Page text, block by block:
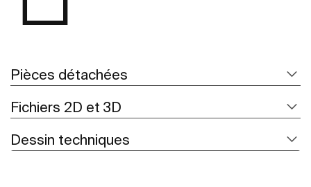
Pièces détachées
Fichiers 2D et 3D
Dessin techniques